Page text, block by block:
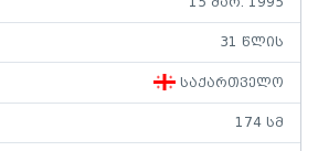
31 წლის
საქართველო
174 სმ